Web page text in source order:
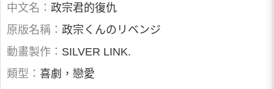
中文名： 政宗君的復仇
原版名稱： 政宗くんのリベンジ
動畫製作： SILVER LINK.
類型： 喜劇，戀愛